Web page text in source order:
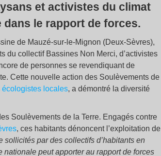
et activistes du climat
le rapport de forces.
de Mauzé-sur-le-Mignon (Deux-Sèvres),
du collectif Bassines Non Merci, d’activistes
de personnes se revendiquant de
Cette nouvelle action des Soulèvements de
locales, a démontré la diversité
Soulèvements de la Terre. Engagés contre
, ces habitants dénoncent l’exploitation de
par des collectifs d’habitants en
peut apporter au rapport de forces